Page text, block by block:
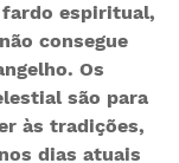
fardo espiritual,
consegue
Os
são para
às tradições,
dias atuais